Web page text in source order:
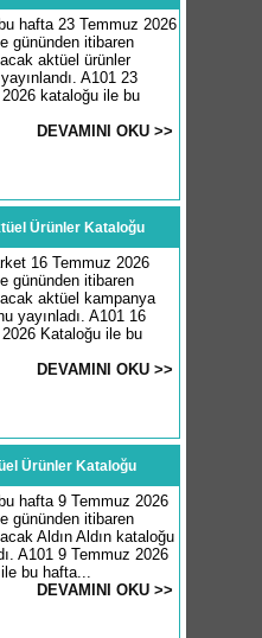
hafta 23 Temmuz 2026
gününden itibaren
aktüel ürünler
A101 23
kataloğu ile bu
DEVAMINI OKU >>
Ürünler Kataloğu
16 Temmuz 2026
gününden itibaren
aktüel kampanya
yayınladı. A101 16
Kataloğu ile bu
DEVAMINI OKU >>
Ürünler Kataloğu
hafta 9 Temmuz 2026
gününden itibaren
Aldın Aldın kataloğu
A101 9 Temmuz 2026
bu hafta...
DEVAMINI OKU >>